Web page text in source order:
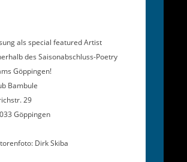
als spe­cial fea­tured Artist
des Saison­ab­schluss-Poet­ry
Göp­pin­gen!
Bambule
29
Göppingen
Dirk Skiba